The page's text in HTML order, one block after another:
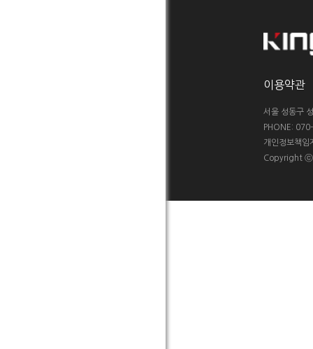
이용약관
서울 성동구
PHONE:
개인정보책
Copyright